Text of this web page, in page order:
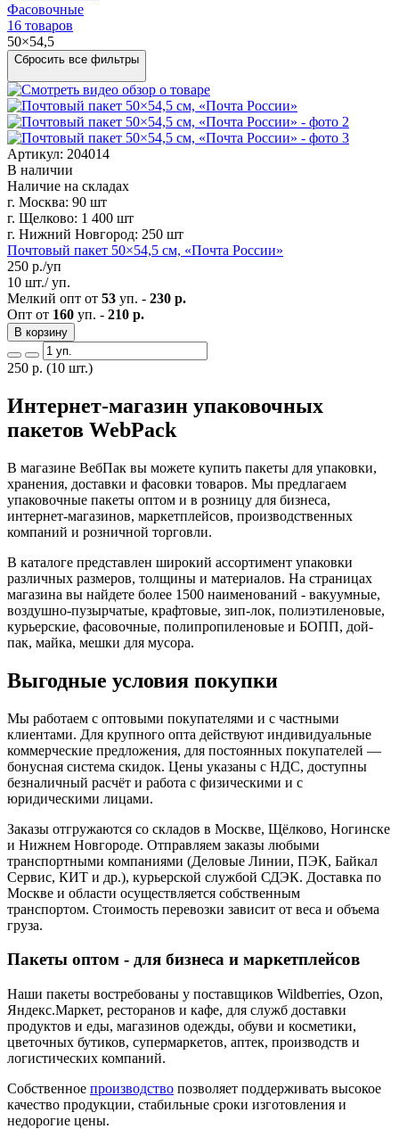
Фасовочные
16 товаров
50×54,5
Сбросить все фильтры
Артикул: 204014
В наличии
Наличие на складах
г. Москва: 90 шт
г. Щелково: 1 400 шт
г. Нижний Новгород: 250 шт
Почтовый пакет 50×54,5 см, «Почта России»
250 р./уп
10 шт./ уп.
Мелкий опт от 53 уп. - 230 р.
Опт от 160 уп. - 210 р.
В корзину
250 р. (10 шт.)
Интернет-магазин упаковочных
пакетов WebPack
В магазине ВебПак вы можете купить пакеты для упаковки,
хранения, доставки и фасовки товаров. Мы предлагаем
упаковочные пакеты оптом и в розницу для бизнеса,
интернет-магазинов, маркетплейсов, производственных
компаний и розничной торговли.
В каталоге представлен широкий ассортимент упаковки
различных размеров, толщины и материалов. На страницах
магазина вы найдете более 1500 наименований - вакуумные,
воздушно-пузырчатые, крафтовые, зип-лок, полиэтиленовые,
курьерские, фасовочные, полипропиленовые и БОПП, дой-
пак, майка, мешки для мусора.
Выгодные условия покупки
Мы работаем с оптовыми покупателями и с частными
клиентами. Для крупного опта действуют индивидуальные
коммерческие предложения, для постоянных покупателей —
бонусная система скидок. Цены указаны с НДС, доступны
безналичный расчёт и работа с физическими и с
юридическими лицами.
Заказы отгружаются со складов в Москве, Щёлково, Ногинске
и Нижнем Новгороде. Отправляем заказы любыми
транспортными компаниями (Деловые Линии, ПЭК, Байкал
Сервис, КИТ и др.), курьерской службой СДЭК. Доставка по
Москве и области осуществляется собственным
транспортом. Стоимость перевозки зависит от веса и объема
груза.
Пакеты оптом - для бизнеса и маркетплейсов
Наши пакеты востребованы у поставщиков Wildberries, Ozon,
Яндекс.Маркет, ресторанов и кафе, для служб доставки
продуктов и еды, магазинов одежды, обуви и косметики,
цветочных бутиков, супермаркетов, аптек, производств и
логистических компаний.
Собственное производство позволяет поддерживать высокое
качество продукции, стабильные сроки изготовления и
недорогие цены.